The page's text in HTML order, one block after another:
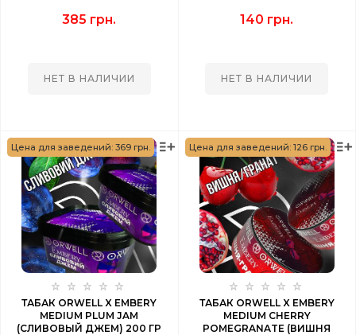
385 грн.
НЕТ В НАЛИЧИИ
140 грн.
НЕТ В НАЛИЧИИ
Цена для заведений: 369 грн.
ТАБАК ORWELL X EMBERY
MEDIUM PLUM JAM
(СЛИВОВЫЙ ДЖЕМ) 200 ГР
Цена для заведений: 126 грн.
ТАБАК ORWELL X EMBERY
MEDIUM CHERRY
POMEGRANATE (ВИШНЯ